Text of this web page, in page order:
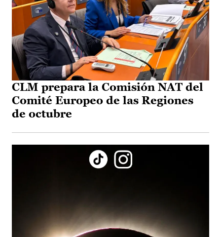
CLM prepara la Comisión NAT del
Comité Europeo de las Regiones
de octubre